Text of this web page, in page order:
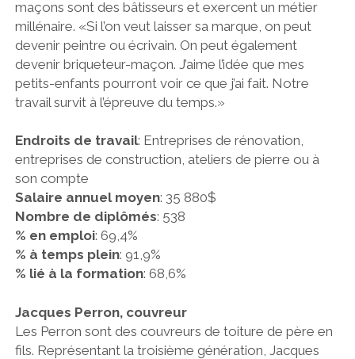
maçons sont des bâtisseurs et exercent un métier
millénaire. «Si l’on veut laisser sa marque, on peut
devenir peintre ou écrivain. On peut également
devenir briqueteur-maçon. J’aime l’idée que mes
petits-enfants pourront voir ce que j’ai fait. Notre
travail survit à l’épreuve du temps.»
Endroits de travail: Entreprises de rénovation,
entreprises de construction, ateliers de pierre ou à
son compte
Salaire annuel moyen: 35 880$
Nombre de diplômés: 538
% en emploi: 69,4%
% à temps plein: 91,9%
% lié à la formation: 68,6%
Jacques Perron, couvreur
Les Perron sont des couvreurs de toiture de père en
fils. Représentant la troisième génération, Jacques